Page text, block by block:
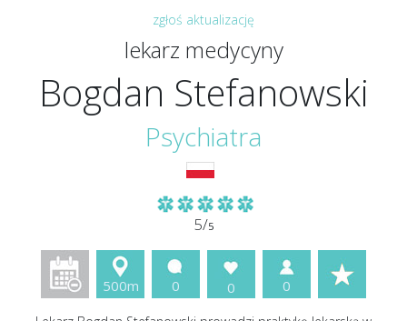
zgłoś aktualizację
lekarz medycyny
Bogdan Stefanowski
Psychiatra
5/5
500m 0 0 0